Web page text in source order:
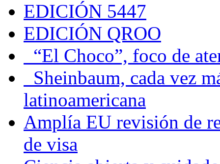
EDICIÓN 5447
EDICIÓN QROO
“El Choco”, foco de
Sheinbaum, cada vez
latinoamericana
Amplía EU revisión de
de visa